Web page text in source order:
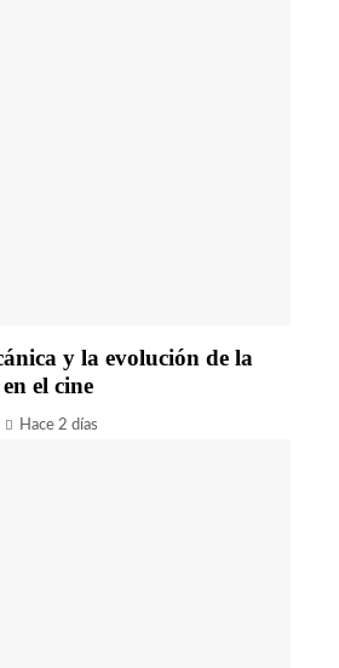
y la evolución de la
el cine
Hace 2 días